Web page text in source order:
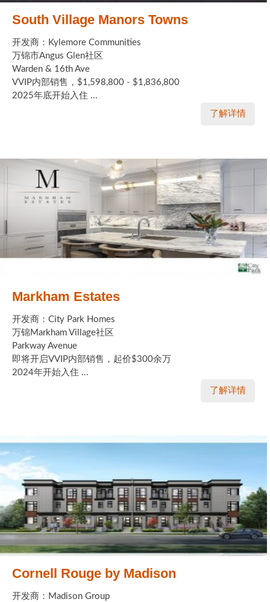
South Village Manors Towns
开发商：Kylemore Communities
万锦市Angus Glen社区
Warden & 16th Ave
VVIP内部销售，$1,598,800 - $1,836,800
2025年底开始入住 ...
了解详情
Markham Estates
开发商：City Park Homes
万锦Markham Village社区
Parkway Avenue
即将开启VVIP内部销售，起价$300余万
2024年开始入住 ...
了解详情
Cornell Rouge by Madison
开发商：Madison Group